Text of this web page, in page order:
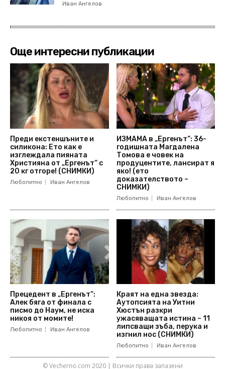
Иван Ангелов
Още интересни публикации
Преди екстеншъните и
силикона: Ето как е
изглеждала пияната
Християна от „Ергенът“ с
20 кг отгоре! (СНИМКИ)
Любопитно Иван Ангелов
ИЗМАМА в „Ергенът“: 36-
годишната Магдалена
Томова е човек на
продуцентите, лансират я
яко! (ето
доказателството –
СНИМКИ)
Любопитно Иван Ангелов
Прецедент в „Ергенът“:
Алек бяга от финала с
писмо до Наум, не иска
никоя от момите!
Любопитно Иван Ангелов
Краят на една звезда:
Аутопсията на Уитни
Хюстън разкри
ужасяващата истина – 11
липсващи зъба, перука и
изгнил нос (СНИМКИ)
Любопитно Иван Ангелов
© Vecherno.com 2020 | Всички права запазени